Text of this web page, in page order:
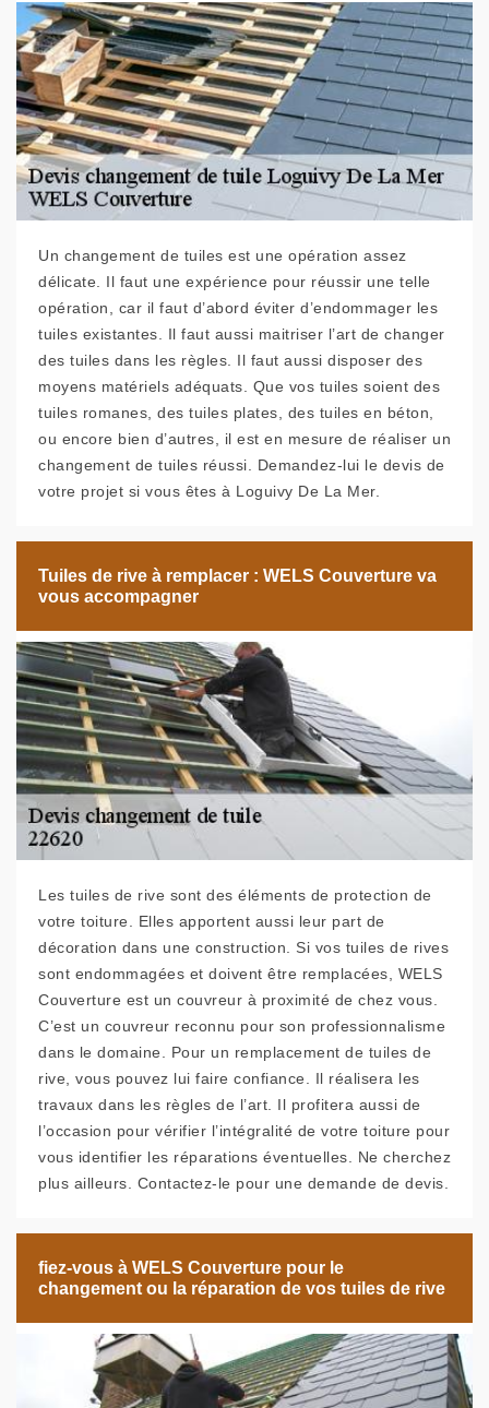
Un changement de tuiles est une opération assez
délicate. Il faut une expérience pour réussir une telle
opération, car il faut d’abord éviter d’endommager les
tuiles existantes. Il faut aussi maitriser l’art de changer
des tuiles dans les règles. Il faut aussi disposer des
moyens matériels adéquats. Que vos tuiles soient des
tuiles romanes, des tuiles plates, des tuiles en béton,
ou encore bien d’autres, il est en mesure de réaliser un
changement de tuiles réussi. Demandez-lui le devis de
votre projet si vous êtes à Loguivy De La Mer.
Tuiles de rive à remplacer : WELS Couverture va
vous accompagner
Les tuiles de rive sont des éléments de protection de
votre toiture. Elles apportent aussi leur part de
décoration dans une construction. Si vos tuiles de rives
sont endommagées et doivent être remplacées, WELS
Couverture est un couvreur à proximité de chez vous.
C’est un couvreur reconnu pour son professionnalisme
dans le domaine. Pour un remplacement de tuiles de
rive, vous pouvez lui faire confiance. Il réalisera les
travaux dans les règles de l’art. Il profitera aussi de
l’occasion pour vérifier l’intégralité de votre toiture pour
vous identifier les réparations éventuelles. Ne cherchez
plus ailleurs. Contactez-le pour une demande de devis.
fiez-vous à WELS Couverture pour le
changement ou la réparation de vos tuiles de rive